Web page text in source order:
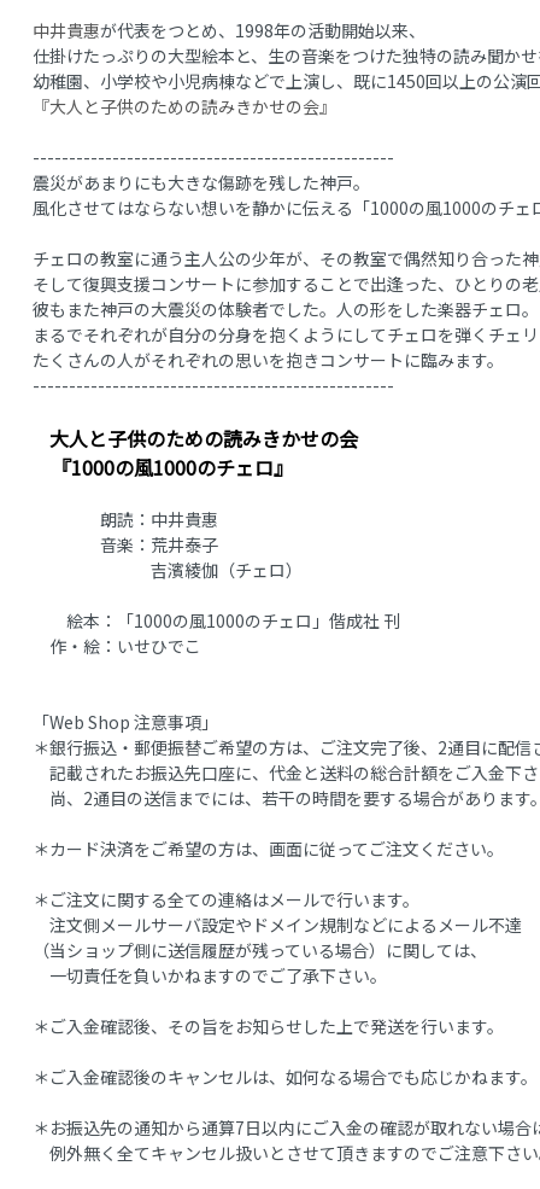
中井貴惠が代表をつとめ、1998年の活動開始以来、
仕掛けたっぷりの大型絵本と、生の音楽をつけた独特の読み聞か
幼稚園、小学校や小児病棟などで上演し、既に1450回以上の公演
『大人と子供のための読みきかせの会』
--------------------------------------------------
震災があまりにも大きな傷跡を残した神戸。
風化させてはならない想いを静かに伝える「1000の風1000のチェ
チェロの教室に通う主人公の少年が、その教室で偶然知り合った
そして復興支援コンサートに参加することで出逢った、ひとりの
彼もまた神戸の大震災の体験者でした。人の形をした楽器チェロ。
まるでそれぞれが自分の分身を抱くようにしてチェロを弾くチェ
たくさんの人がそれぞれの思いを抱きコンサートに臨みます。
--------------------------------------------------
大人と子供のための読みきかせの会
『1000の風1000のチェロ』
朗読：中井貴惠
音楽：荒井泰子
吉濱綾伽（チェロ）
絵本：「1000の風1000のチェロ」偕成社 刊
作・絵：いせひでこ
「Web Shop 注意事項」
＊銀行振込・郵便振替ご希望の方は、ご注文完了後、2通目に配信
記載されたお振込先口座に、代金と送料の総合計額をご入金下
尚、2通目の送信までには、若干の時間を要する場合があります
＊カード決済をご希望の方は、画面に従ってご注文ください。
＊ご注文に関する全ての連絡はメールで行います。
注文側メールサーバ設定やドメイン規制などによるメール不達
（当ショップ側に送信履歴が残っている場合）に関しては、
一切責任を負いかねますのでご了承下さい。
＊ご入金確認後、その旨をお知らせした上で発送を行います。
＊ご入金確認後のキャンセルは、如何なる場合でも応じかねます。
＊お振込先の通知から通算7日以内にご入金の確認が取れない場合
例外無く全てキャンセル扱いとさせて頂きますのでご注意下さ